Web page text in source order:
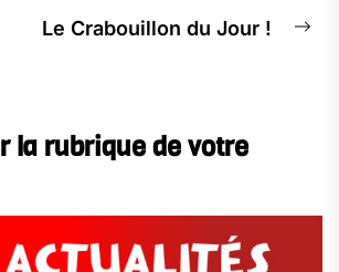
Le Crabouillon du Jour !
la rubrique de votre